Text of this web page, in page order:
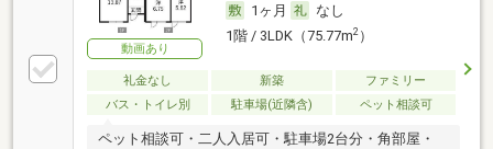
動画あり
1ヶ月
なし
1階 / 3LDK（75.77m2）
礼金なし 新築
ファミリー
バス・トイレ別
駐車場(近隣含) ペット相談可
ペット相談可・二人入居可・駐車場2台分・角部屋・